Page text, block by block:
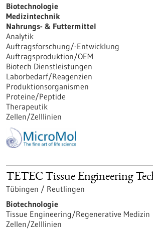
Biotechnologie
Medizintechnik
Nahrungs- & Futtermittel
Analytik
Auftragsforschung/-Entwicklung
Auftragsproduktion/OEM
Biotech Dienstleistungen
Laborbedarf/Reagenzien
Produktionsorganismen
Proteine/Peptide
Therapeutik
Zellen/Zelllinien
TETEC Tissue Engineering
Tübingen / Reutlingen
Biotechnologie
Tissue Engineering/Regenerative Medizin
Zellen/Zelllinien